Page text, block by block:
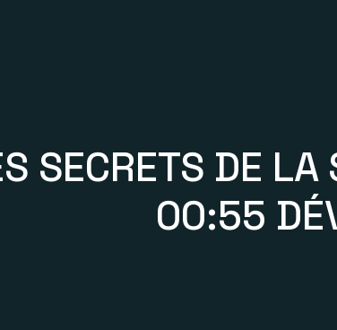
SECRETS DE LA
00:55